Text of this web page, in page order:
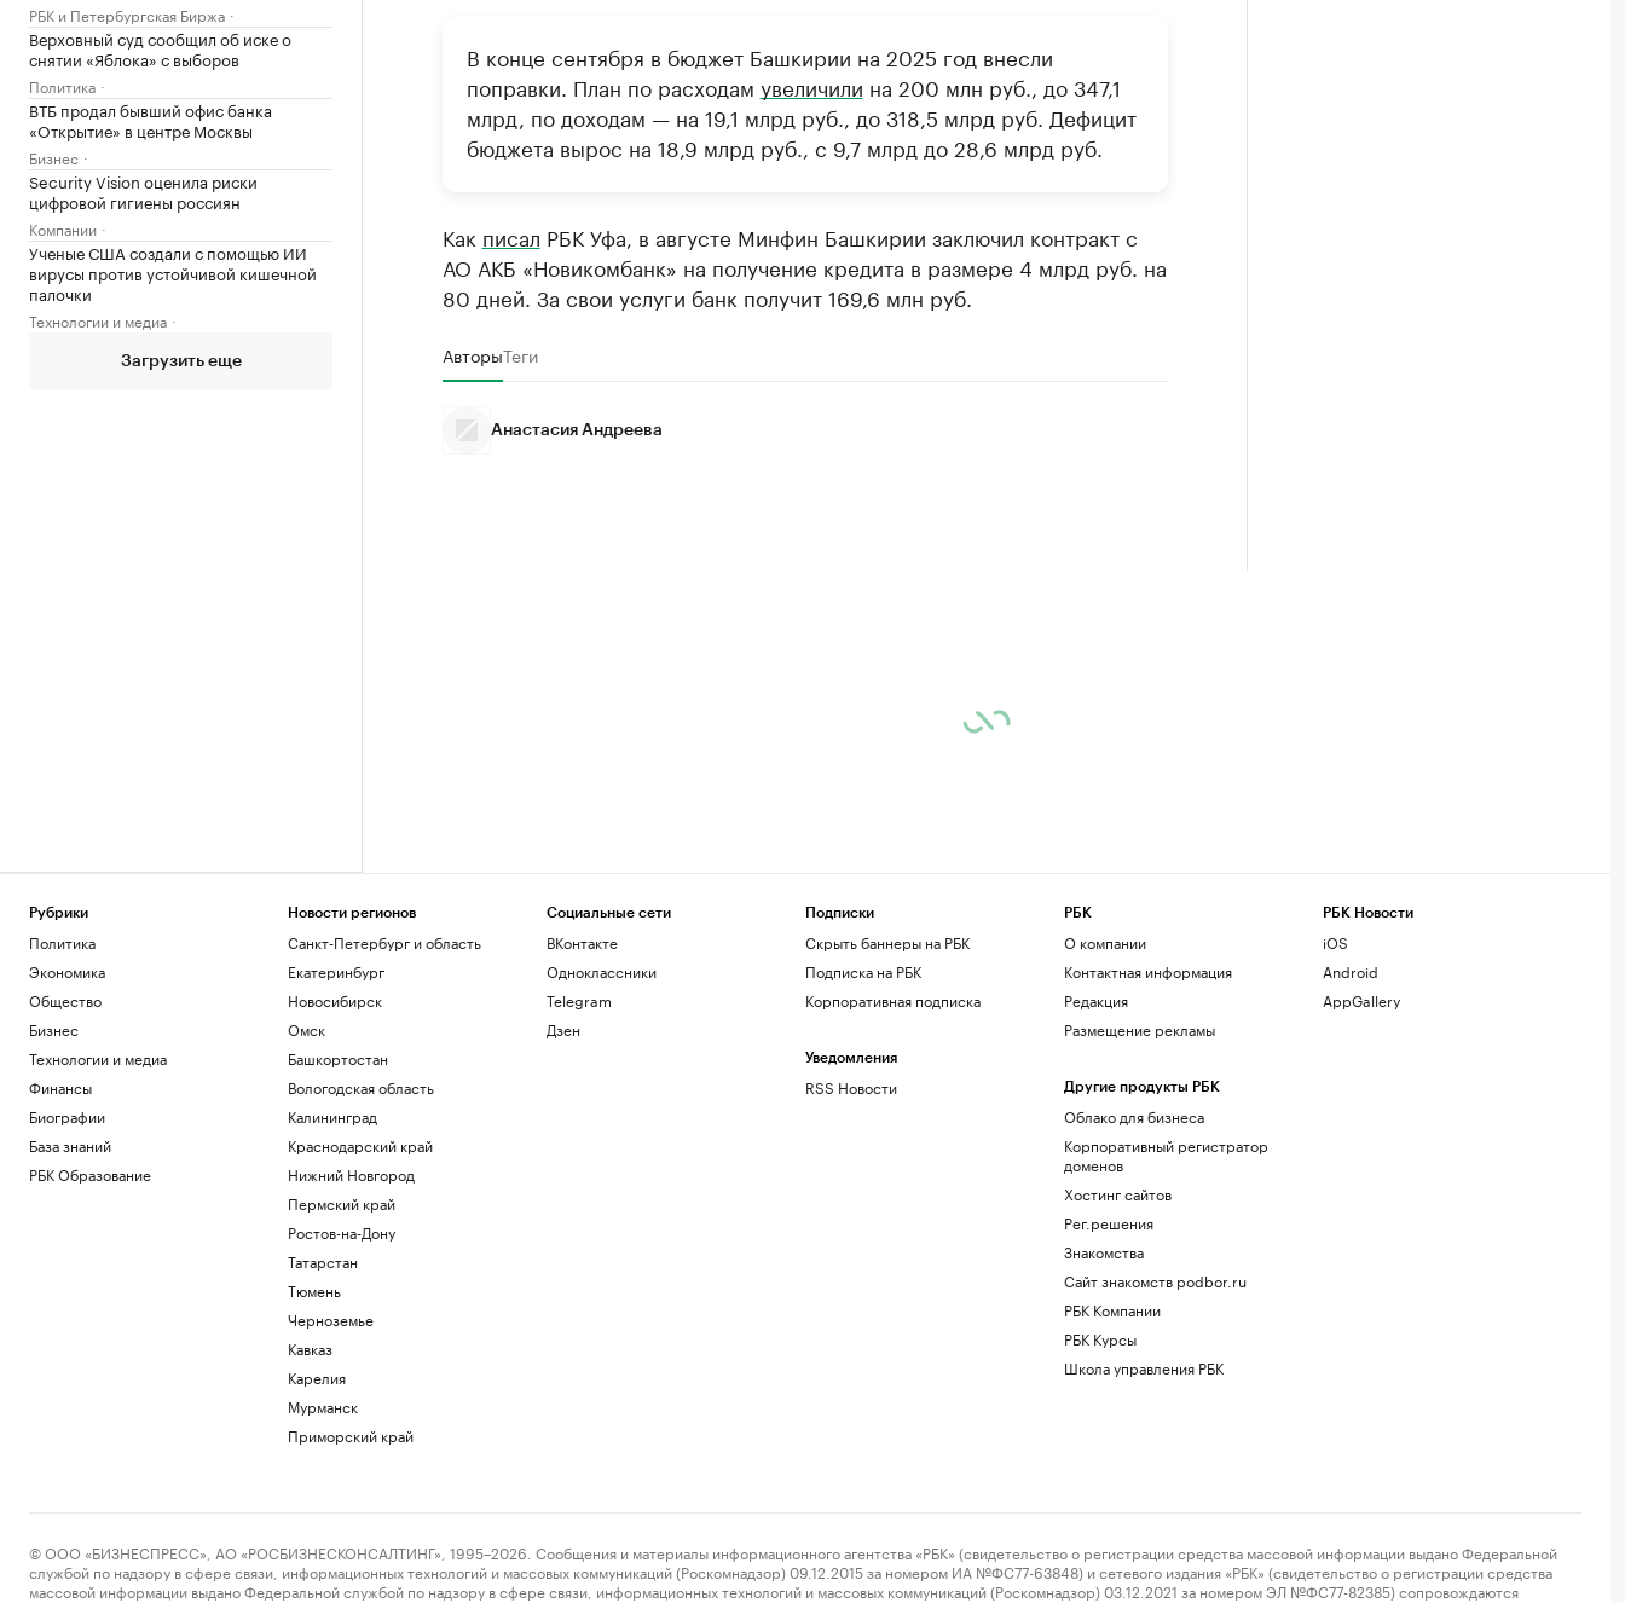
РБК и Петербургская Биржа
Верховный суд сообщил об иске о
снятии «Яблока» с выборов
Политика
ВТБ продал бывший офис банка
«Открытие» в центре Москвы
Бизнес
Security Vision оценила риски
цифровой гигиены россиян
Компании
Ученые США создали с помощью ИИ
вирусы против устойчивой кишечной
палочки
Технологии и медиа
Загрузить еще
В конце сентября в бюджет Башкирии на 2025 год внесли
поправки. План по расходам увеличили на 200 млн руб., до 347,1
млрд, по доходам — на 19,1 млрд руб., до 318,5 млрд руб. Дефицит
бюджета вырос на 18,9 млрд руб., с 9,7 млрд до 28,6 млрд руб.
Как писал РБК Уфа, в августе Минфин Башкирии заключил контракт с
АО АКБ «Новикомбанк» на получение кредита в размере 4 млрд руб. на
80 дней. За свои услуги банк получит 169,6 млн руб.
АвторыТеги
Анастасия Андреева
Рубрики
Политика
Экономика
Общество
Бизнес
Технологии и медиа
Финансы
Биографии
База знаний
РБК Образование
Новости регионов
Санкт-Петербург и область
Екатеринбург
Новосибирск
Омск
Башкортостан
Вологодская область
Калининград
Краснодарский край
Нижний Новгород
Пермский край
Ростов-на-Дону
Татарстан
Тюмень
Черноземье
Кавказ
Карелия
Мурманск
Приморский край
Социальные сети
ВКонтакте
Одноклассники
Telegram
Дзен
Подписки
Скрыть баннеры на РБК
Подписка на РБК
Корпоративная подписка
Уведомления
RSS Новости
РБК
О компании
Контактная информация
Редакция
Размещение рекламы
Другие продукты РБК
Облако для бизнеса
Корпоративный регистратор
доменов
Хостинг сайтов
Рег.решения
Знакомства
Сайт знакомств podbor.ru
РБК Компании
РБК Курсы
Школа управления РБК
РБК Новости
iOS
Android
AppGallery
© ООО «БИЗНЕСПРЕСС», АО «РОСБИЗНЕСКОНСАЛТИНГ», 1995–2026. Сообщения и материалы информационного агентства «РБК» (свидетельство о регистрации средства массовой информации выдано Федеральной
службой по надзору в сфере связи, информационных технологий и массовых коммуникаций (Роскомнадзор) 09.12.2015 за номером ИА №ФС77-63848) и сетевого издания «РБК» (свидетельство о регистрации средства
массовой информации выдано Федеральной службой по надзору в сфере связи, информационных технологий и массовых коммуникаций (Роскомнадзор) 03.12.2021 за номером ЭЛ №ФС77-82385) сопровождаются